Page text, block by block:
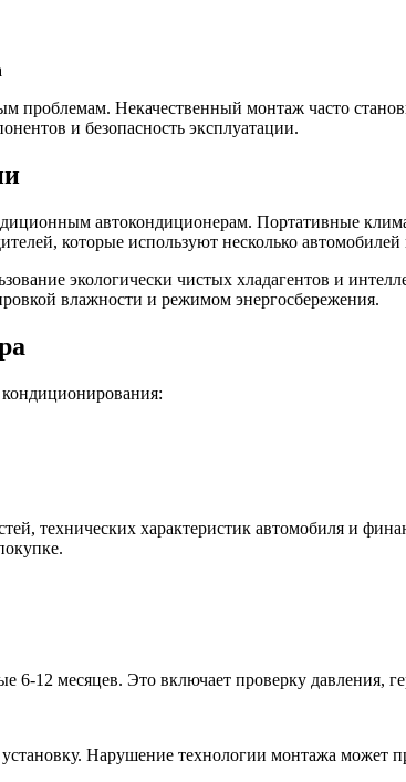
проблемам. Некачественный монтаж часто
и безопасность эксплуатации.
автокондиционерам. Портативные
которые используют несколько
экологически чистых хладагентов и
влажности и режимом энергосбережения.
технических характеристик автомобиля и
12 месяцев. Это включает проверку давления,
Нарушение технологии монтажа может